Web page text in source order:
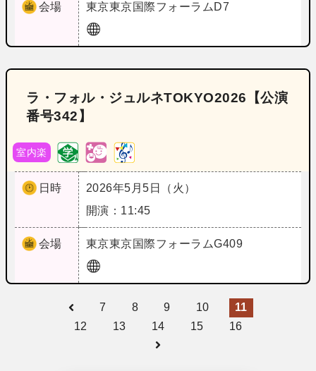
会場 東京東京国際フォーラムD7
ラ・フォル・ジュルネTOKYO2026【公演
番号342】
室内楽
日時
2026年5月5日（火）
開演：11:45
会場 東京東京国際フォーラムG409
7 8 9 10
11
12
13 14 15 16